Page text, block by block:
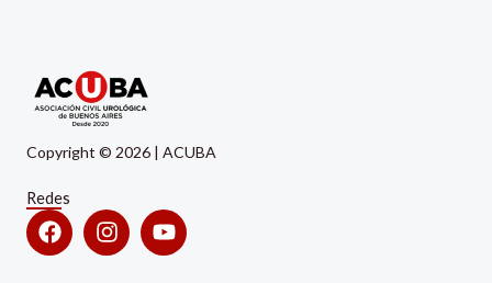
Copyright © 2026 | ACUBA
Redes
FacebookInstagramYoutube